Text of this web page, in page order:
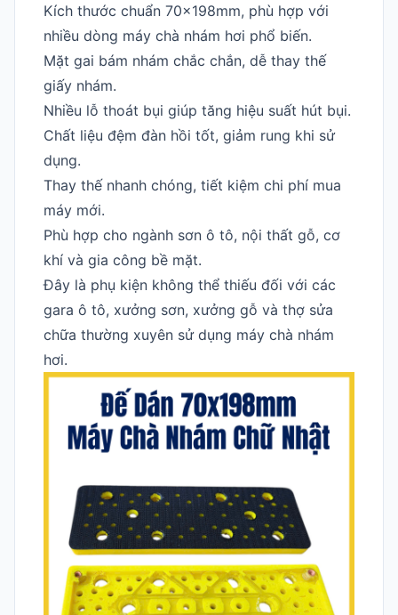
Kích thước chuẩn 70x198mm, phù hợp với
nhiều dòng máy chà nhám hơi phổ biến.
Mặt gai bám nhám chắc chắn, dễ thay thế
giấy nhám.
Nhiều lỗ thoát bụi giúp tăng hiệu suất hút bụi.
Chất liệu đệm đàn hồi tốt, giảm rung khi sử
dụng.
Thay thế nhanh chóng, tiết kiệm chi phí mua
máy mới.
Phù hợp cho ngành sơn ô tô, nội thất gỗ, cơ
khí và gia công bề mặt.
Đây là phụ kiện không thể thiếu đối với các
gara ô tô, xưởng sơn, xưởng gỗ và thợ sửa
chữa thường xuyên sử dụng máy chà nhám
hơi.